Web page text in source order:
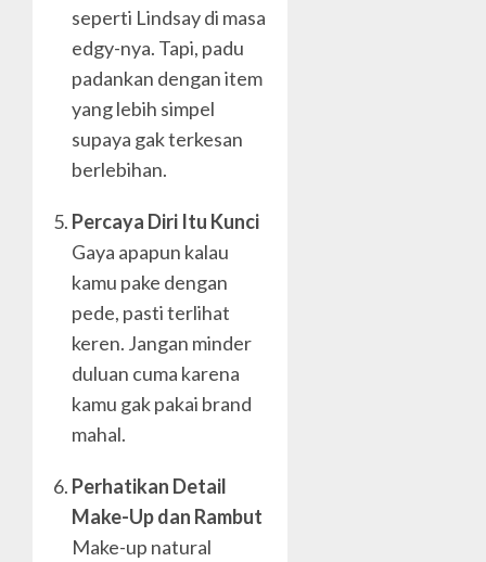
seperti Lindsay di masa
edgy-nya. Tapi, padu
padankan dengan item
yang lebih simpel
supaya gak terkesan
berlebihan.
Percaya Diri Itu Kunci
Gaya apapun kalau
kamu pake dengan
pede, pasti terlihat
keren. Jangan minder
duluan cuma karena
kamu gak pakai brand
mahal.
Perhatikan Detail
Make-Up dan Rambut
Make-up natural